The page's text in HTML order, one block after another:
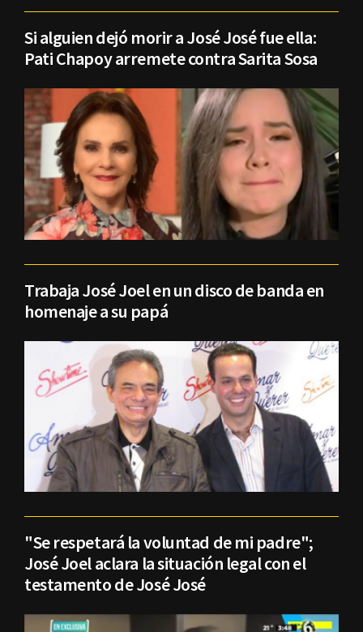
Si alguien dejó morir a José José fue ella:
Pati Chapoy arremete contra Sarita Sosa
Trabaja José Joel en un disco de banda en
homenaje a su papá
"Se respetará la voluntad de mi padre";
José Joel aclara la situación legal con el
testamento de José José